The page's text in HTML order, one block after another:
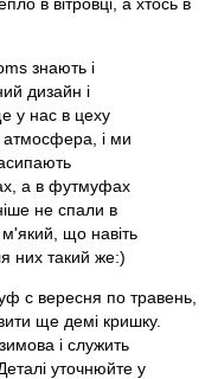
знають і
дизайн і
у нас в цеху
і ми
а в футмуфах
не спали в
м'який, що навіть
них такий же:)
с вересня по травень,
ще демі кришку.
і служить
уточнюйте у